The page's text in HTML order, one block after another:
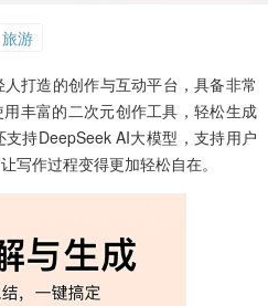
旅游
打造的创作与互动平台，具备非常
丰富的二次元创作工具，轻松生成
持DeepSeek AI大模型，支持用户
写作过程变得更加轻松自在。